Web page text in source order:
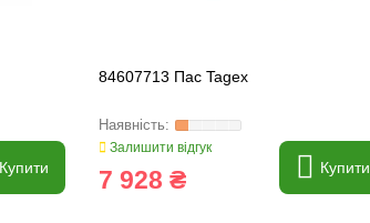
Купити
84607713 Пас Tagex
Залишити відгук
7 928 ₴ Купити